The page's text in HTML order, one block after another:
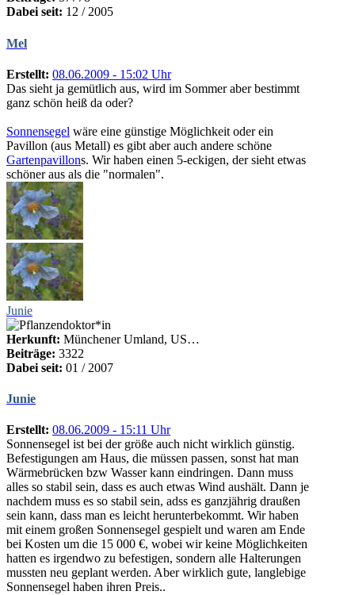
Dabei seit: 12 / 2005
Mel
Erstellt: 08.06.2009 - 15:02 Uhr
Das sieht ja gemütlich aus, wird im Sommer aber bestimmt
ganz schön heiß da oder?
Sonnensegel wäre eine günstige Möglichkeit oder ein
Pavillon (aus Metall) es gibt aber auch andere schöne
Gartenpavillons. Wir haben einen 5-eckigen, der sieht etwas
schöner aus als die "normalen".
Junie
Herkunft: Münchener Umland, US…
Beiträge: 3322
Dabei seit: 01 / 2007
Junie
Erstellt: 08.06.2009 - 15:11 Uhr
Sonnensegel ist bei der größe auch nicht wirklich günstig.
Befestigungen am Haus, die müssen passen, sonst hat man
Wärmebrücken bzw Wasser kann eindringen. Dann muss
alles so stabil sein, dass es auch etwas Wind aushält. Dann je
nachdem muss es so stabil sein, adss es ganzjährig draußen
sein kann, dass man es leicht herunterbekommt. Wir haben
mit einem großen Sonnensegel gespielt und waren am Ende
bei Kosten um die 15 000 €, wobei wir keine Möglichkeiten
hatten es irgendwo zu befestigen, sondern alle Halterungen
mussten neu geplant werden. Aber wirklich gute, langlebige
Sonnensegel haben ihren Preis..